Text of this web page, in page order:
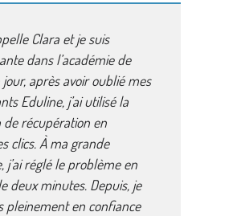
Clara et je suis
dans l’académie de
jour, après avoir oublié mes
Eduline, j’ai utilisé la
de récupération en
clics. À ma grande
j’ai réglé le problème en
deux minutes. Depuis, je
pleinement en confiance